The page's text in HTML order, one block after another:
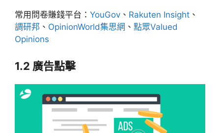
常用問卷賺錢平台： YouGov 、 Rakuten Insight 、
調研邦 、 OpinionWorld集思網 、 點眾Valued
Opinions
1.2 廣告點擊